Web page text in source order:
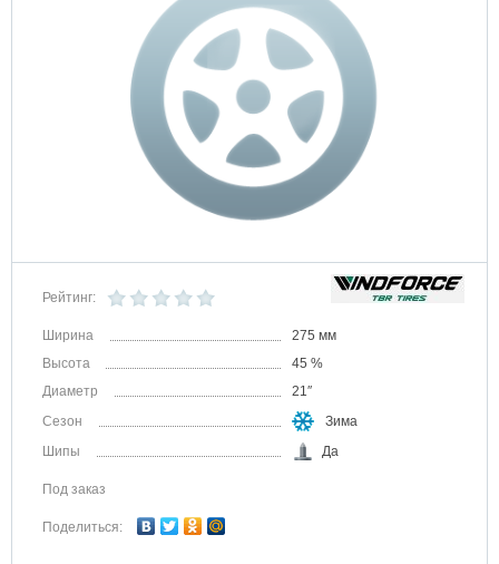
Рейтинг:
Ширина
275 мм
Высота
45 %
Диаметр
21″
Сезон
Зима
Шипы
Да
Под заказ
Поделиться: